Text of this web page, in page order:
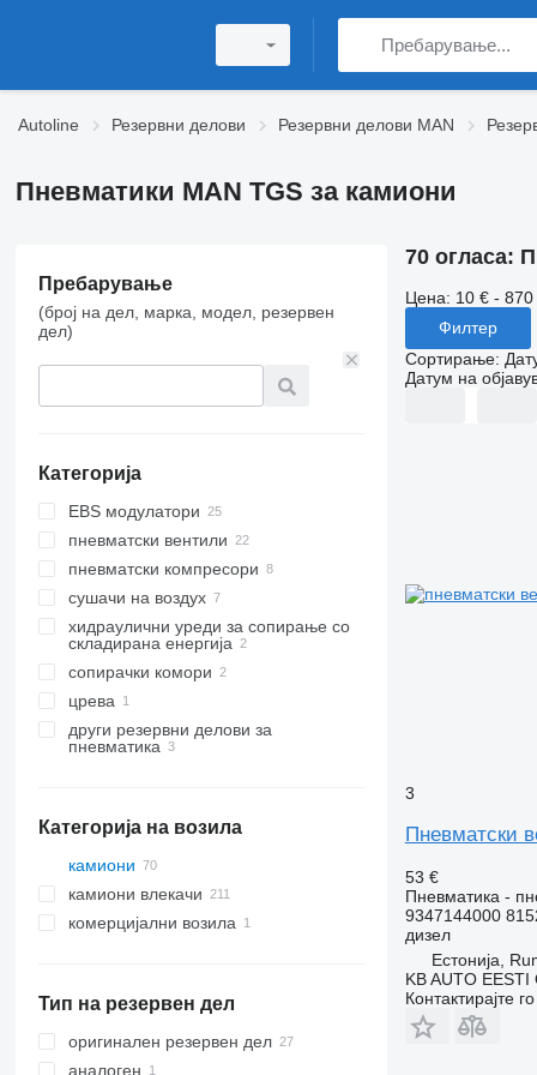
Autoline Резервни делови Резервни делови MAN
Пневматики MAN TGS за камиони
Пребарување
(број на дел, марка, модел, резервен
дел)
Категорија
EBS модулатори
пневматски вентили
пневматски компресори
сушачи на воздух
хидраулични уреди за сопирање со
складирана енергија
сопирачки комори
црева
други резервни делови за
пневматика
Категорија на возила
камиони
камиони влекачи
комерцијални возила
Тип на резервен дел
оригинален резервен дел
аналоген
70 огласа:
Цена: 10 € - 870
Филтер
Сортирање:
Датум на
3
Пневматски
53 €
Пневматика -
9347144000
дизел
Естонија,
KB AUTO EESTI
Контактирајте